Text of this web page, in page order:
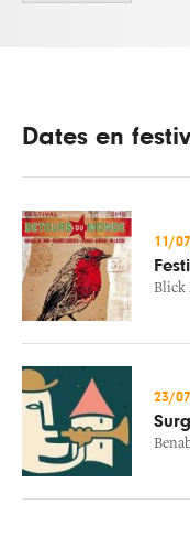
Dates en
11/
Blick
23/